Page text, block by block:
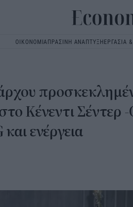
ΟΙΚΟΝΟΜΙΑΠΡΑΣΙΝΗ ΑΝΑΠΤΥΞΗΕΡΓΑΣΙΑ
Κένεντι Σέντερ
ενέργεια